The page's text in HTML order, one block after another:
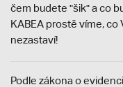
čem budete "šik" a co
KABEA prostě víme, co
nezastaví!
Podle zákona o